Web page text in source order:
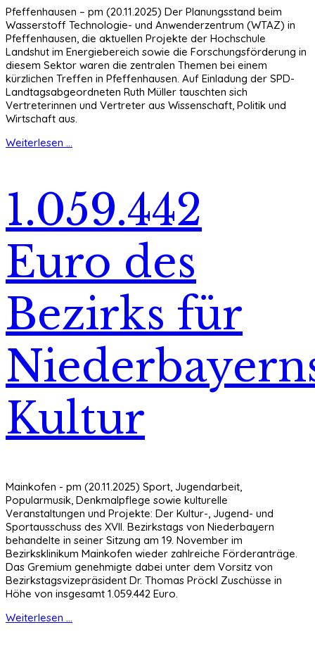
Pfeffenhausen – pm (20.11.2025) Der Planungsstand beim
Wasserstoff Technologie- und Anwenderzentrum (WTAZ) in
Pfeffenhausen, die aktuellen Projekte der Hochschule
Landshut im Energiebereich sowie die Forschungsförderung in
diesem Sektor waren die zentralen Themen bei einem
kürzlichen Treffen in Pfeffenhausen. Auf Einladung der SPD-
Landtagsabgeordneten Ruth Müller tauschten sich
Vertreterinnen und Vertreter aus Wissenschaft, Politik und
Wirtschaft aus.
Weiterlesen ...
1.059.442
Euro des
Bezirks für
Kultur
Mainkofen - pm (20.11.2025) Sport, Jugendarbeit,
Popularmusik, Denkmalpflege sowie kulturelle
Veranstaltungen und Projekte: Der Kultur-, Jugend- und
Sportausschuss des XVII. Bezirkstags von Niederbayern
behandelte in seiner Sitzung am 19. November im
Bezirksklinikum Mainkofen wieder zahlreiche Förderanträge.
Das Gremium genehmigte dabei unter dem Vorsitz von
Bezirkstagsvizepräsident Dr. Thomas Pröckl Zuschüsse in
Höhe von insgesamt 1.059.442 Euro.
Weiterlesen ...